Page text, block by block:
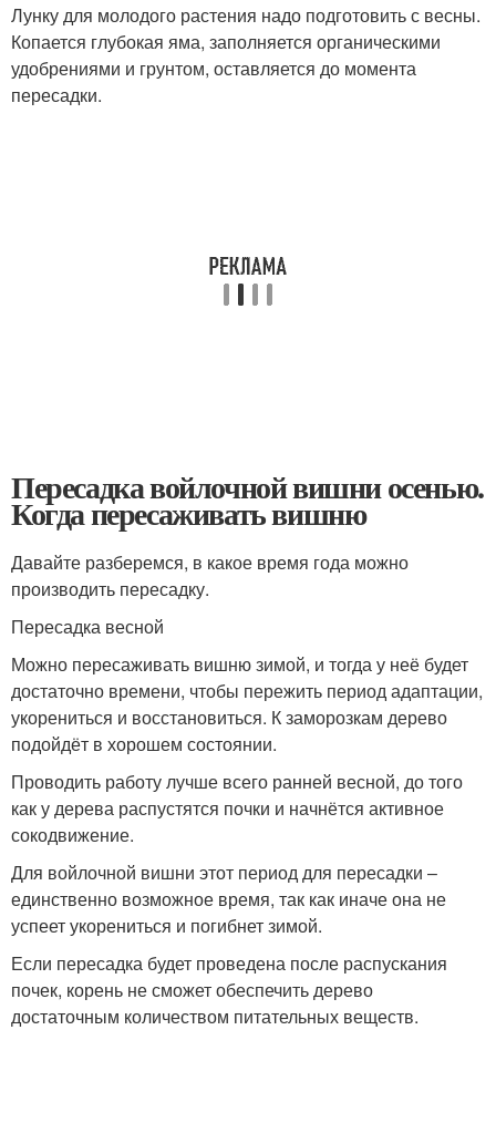
Лунку для молодого растения надо подготовить с весны.
Копается глубокая яма, заполняется органическими
удобрениями и грунтом, оставляется до момента
пересадки.
Пересадка войлочной вишни осенью.
Когда пересаживать вишню
Давайте разберемся, в какое время года можно
производить пересадку.
Пересадка весной
Можно пересаживать вишню зимой, и тогда у неё будет
достаточно времени, чтобы пережить период адаптации,
укорениться и восстановиться. К заморозкам дерево
подойдёт в хорошем состоянии.
Проводить работу лучше всего ранней весной, до того
как у дерева распустятся почки и начнётся активное
сокодвижение.
Для войлочной вишни этот период для пересадки –
единственно возможное время, так как иначе она не
успеет укорениться и погибнет зимой.
Если пересадка будет проведена после распускания
почек, корень не сможет обеспечить дерево
достаточным количеством питательных веществ.